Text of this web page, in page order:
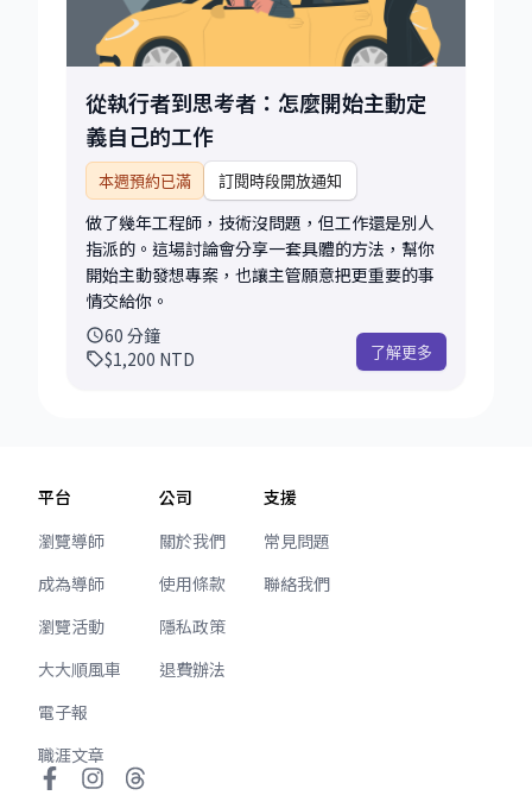
段與目標調整 例如： - 在職挑戰：公司
onboarding 適應、如何快速上手新環境、找到
影響力槓桿點 - 職涯發展：向上管理、跨部門合
作、打造專業品牌 - 長期規劃：技術能力盤點與
學習計畫、角色選擇（IC vs. 管理職）、升遷與未
來方向 與單次諮詢的不同 單次諮詢：適合解決單
一問題 陪跑方案：適合希望持續成長／有計畫找
工作的你，能提供有脈絡、可追蹤、有互動的支
持。 提問不限於會談中，任何階段的困惑都可以
即時討論。 如果你希望有人陪你拆解問題、激發
想法、提供策略，並在整個過程中一路支持你，
這個方案會是你可靠的成長夥伴。 *這個長期陪跑
方案不包含大量 offline 準備工作，尤其是面試相
關，例如詳細履歷修改、面試題目準備、
從執行者到思考者：怎麼開始主動定
義自己的工作
本週預約已滿 訂閱時段開放通知
做了幾年工程師，技術沒問題，但工作還是別人
指派的。這場討論會分享一套具體的方法，幫你
開始主動發想專案，也讓主管願意把更重要的事
情交給你。
60 分鐘
$1,200 NTD 了解更多
平台
瀏覽導師
成為導師
瀏覽活動
大大順風車
電子報
職涯文章
公司
關於我們
使用條款
隱私政策
退費辦法
支援
常見問題
聯絡我們